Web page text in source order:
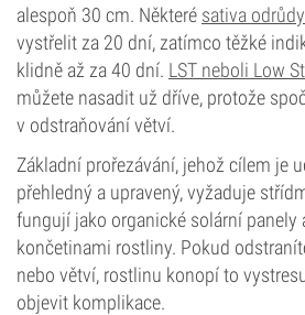
alespoň 30 cm. Některé sativa odrůdy
vystřelit za 20 dní, zatímco těžké
klidně až za 40 dní. LST neboli Low
můžete nasadit už dříve, protože
v odstraňování větví.
Základní prořezávání, jehož cílem je
přehledný a upravený, vyžaduje
fungují jako organické solární panely
končetinami rostliny. Pokud
nebo větví, rostlinu konopí to
objevit komplikace.